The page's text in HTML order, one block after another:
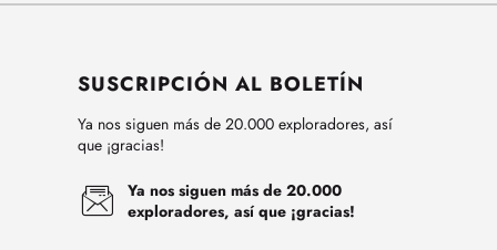
SUSCRIPCIÓN AL BOLETÍN
Ya nos siguen más de 20.000 exploradores, así
que ¡gracias!
Ya nos siguen más de 20.000
exploradores, así que ¡gracias!